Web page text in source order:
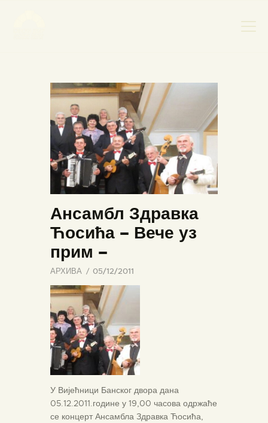
НАСЛОВНА
НОВОСТИ
НАЈАВА ДОГАЂАЈА
БАНСКИ ДВОР
ФОТОГРАФИЈЕ
ВИДЕО
КОНТАКТ
Ансамбл Здравка
Ћосића – Вече уз
прим –
АРХИВА 05/12/2011
У Вијећници Банског двора дана
05.12.2011.године у 19,00 часова одржаће
се концерт Ансамбла Здравка Ћосића,